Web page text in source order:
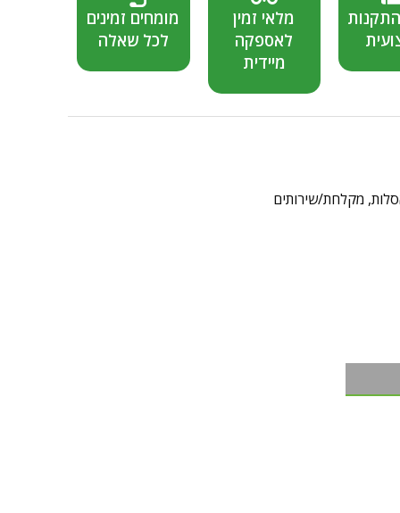
מלאי זמין
לאספקה
מיידית
מומחים זמינים
לכל שאלה
, מקלחת/שירותים